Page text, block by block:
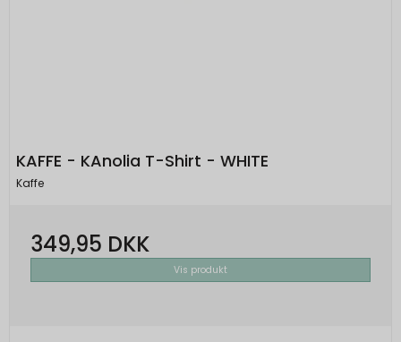
KAFFE - KAnolia T-Shirt - WHITE
Kaffe
349,95 DKK
Vis produkt